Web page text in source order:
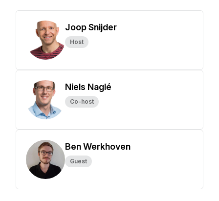
Joop Snijder
Host
Niels Naglé
Co-host
Ben Werkhoven
Guest